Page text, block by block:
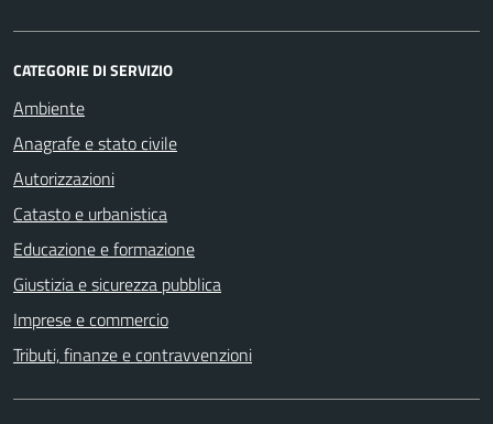
CATEGORIE DI SERVIZIO
Ambiente
Anagrafe e stato civile
Autorizzazioni
Catasto e urbanistica
Educazione e formazione
Giustizia e sicurezza pubblica
Imprese e commercio
Tributi, finanze e contravvenzioni